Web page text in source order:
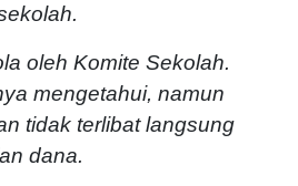
oleh Komite Sekolah.
mengetahui, namun
tidak terlibat langsung
dana.